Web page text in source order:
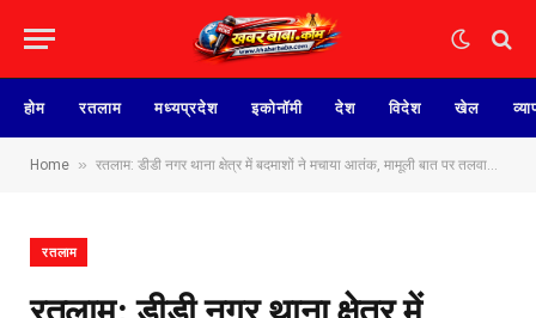
होम रतलाम मध्यप्रदेश इकोनॉमी देश विदेश खेल
Home » रतलाम: डीडी नगर थाना क्षेत्र में बदमाशों ने मचाया आतंक, मामूली बात पर तलवारों और लाठियों से घर पर हमला, CCTV में कैद हुई वारदात, तीन‌ घायल
रतलाम